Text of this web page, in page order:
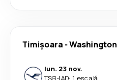
Timișoara-Washington
lun. 23 nov.
TSR-IAD· 1 escală